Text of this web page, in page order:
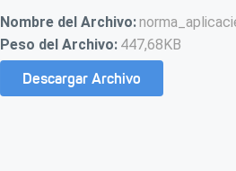
Nombre del Archivo:
Peso del Archivo: 447,68KB
Descargar Archivo